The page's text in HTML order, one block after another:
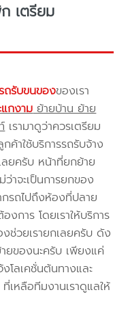
เตรียม
ถรับขนของของเรา
กงามย้ายบ้าน ย้าย
เรามาดูว่าควรเตรียม
ค้าใช้บริการรถรับจ้าง
ลยครับ หน้าที่ยกย้าย
าจะเป็นการยกของ
รถไปถึงห้องที่ปลาย
การ โดยเราให้บริการ
วยเรายกเลยครับ ดัง
ยของนะครับ เพียงแค่
โลเคชั่นต้นทางและ
เหลือทีมงานเราดูแลให้